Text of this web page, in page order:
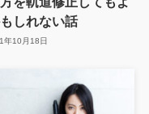
しれない話
年10月18日